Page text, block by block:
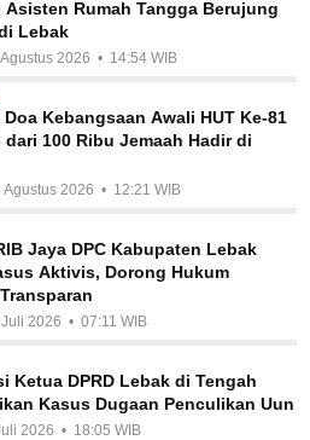
Asisten Rumah Tangga Berujung
Lebak
2026 • 14:54 WIB
Kebangsaan Awali HUT Ke-81
dari 100 Ribu Jemaah Hadir di
Agustus 2026 • 12:21 WIB
Jaya DPC Kabupaten Lebak
Aktivis, Dorong Hukum
2026 • 07:11 WIB
Ketua DPRD Lebak di Tengah
Kasus Dugaan Penculikan Uun
2026 • 18:05 WIB